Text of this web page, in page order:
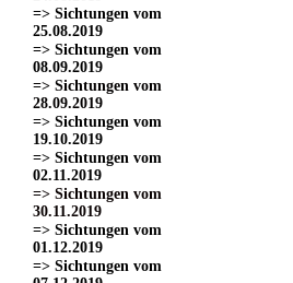
=> Sichtungen vom
25.08.2019
=> Sichtungen vom
08.09.2019
=> Sichtungen vom
28.09.2019
=> Sichtungen vom
19.10.2019
=> Sichtungen vom
02.11.2019
=> Sichtungen vom
30.11.2019
=> Sichtungen vom
01.12.2019
=> Sichtungen vom